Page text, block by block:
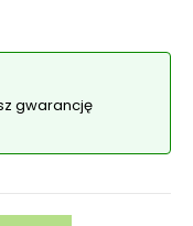
gwarancję